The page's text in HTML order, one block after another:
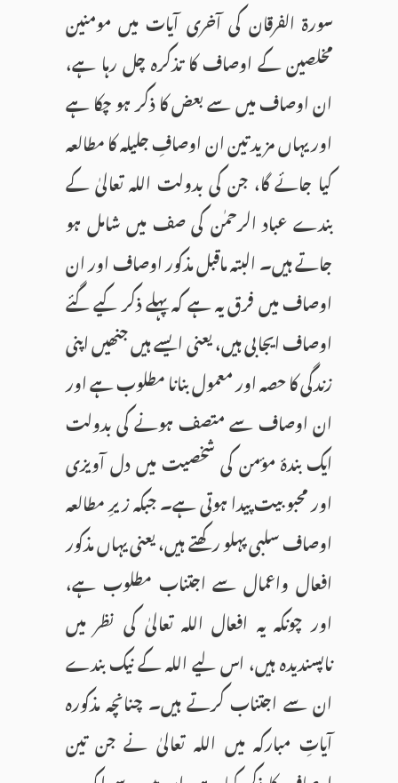
سورۃ الفرقان کی آخری آیات میں مومنین
مخلصین کے اوصاف کا تذکرہ چل رہا ہے،
ان اوصاف میں سے بعض کا ذکر ہو چکا ہے
اور یہاں مزید تین ان اوصافِ جلیلہ کا مطالعہ
کیا جائے گا، جن کی بدولت اللہ تعالیٰ کے
بندے عباد الرحمٰن کی صف میں شامل ہو
جاتے ہیں۔ البتہ ماقبل مذکور اوصاف اور ان
اوصاف میں فرق یہ ہے کہ پہلے ذکر کیے گئے
اوصاف ایجابی ہیں، یعنی ایسے ہیں جنھیں اپنی
زندگی کا حصہ اور معمول بنانا مطلوب ہے اور
ان اوصاف سے متصف ہونے کی بدولت
ایک بندۂ مؤمن کی شخصیت میں دل آویزی
اور محبوبیت پیدا ہوتی ہے۔ جبکہ زیرِ مطالعہ
اوصاف سلبی پہلو رکھتے ہیں، یعنی یہاں مذکور
افعال واعمال سے اجتناب مطلوب ہے،
اور چونکہ یہ افعال اللہ تعالیٰ کی نظر میں
ناپسندیدہ ہیں، اس لیے اللہ کے نیک بندے
ان سے اجتناب کرتے ہیں۔ چنانچہ مذکورہ
آیاتِ مبارکہ میں اللہ تعالیٰ نے جن تین